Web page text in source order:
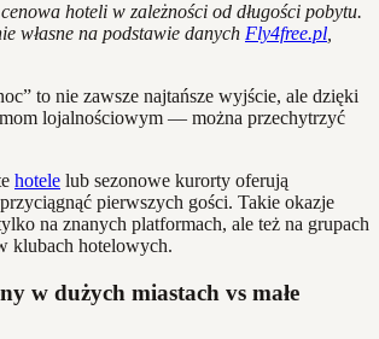
hoteli w zależności od długości pobytu.
własne na podstawie danych Fly4free.pl
to nie zawsze najtańsze wyjście, ale dzięki
lojalnościowym — można przechytrzyć
hotele lub sezonowe kurorty oferują
pierwszych gości. Takie okazje
na znanych platformach, ale też na grupach
klubach hotelowych.
w dużych miastach vs małe